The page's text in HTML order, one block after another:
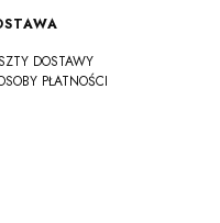
DOSTAWY
PŁATNOŚCI